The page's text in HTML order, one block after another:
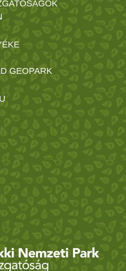
GEOPARK